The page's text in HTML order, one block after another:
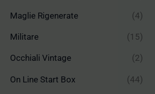
Maglie Rigenerate (4)
Militare (15)
Occhiali Vintage (2)
On Line Start Box (44)